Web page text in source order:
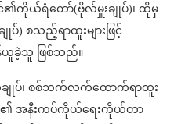
င်၏ကိုယ်ရံတော်(ဗိုလ်မှူးချုပ်)၊ ထိုမှ
စသည့်ရာထူးများဖြင့်
ခဲ့သူ ဖြစ်သည်။
ျုပ်၊ စစ်ဘက်လက်ထောက်ရာထူး
၏ အနီးကပ်ကိုယ်ရေးကိုယ်တာ